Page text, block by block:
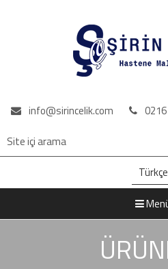
info@sirincelik.com
Türkçe